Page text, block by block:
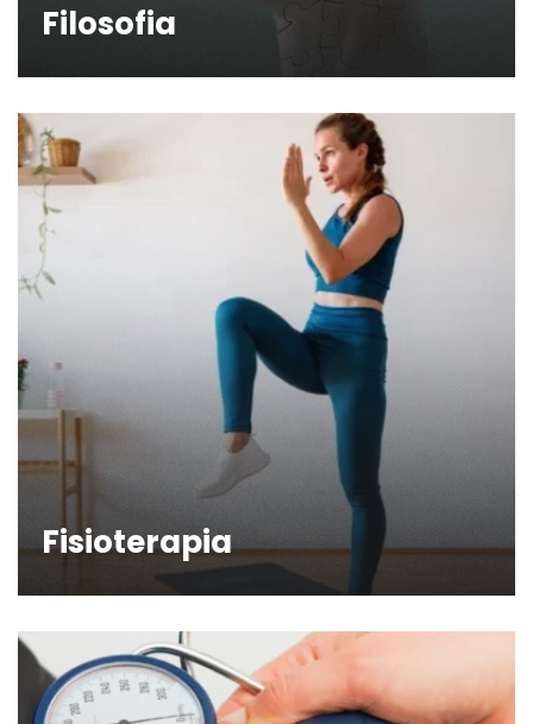
Filosofia
Fisioterapia